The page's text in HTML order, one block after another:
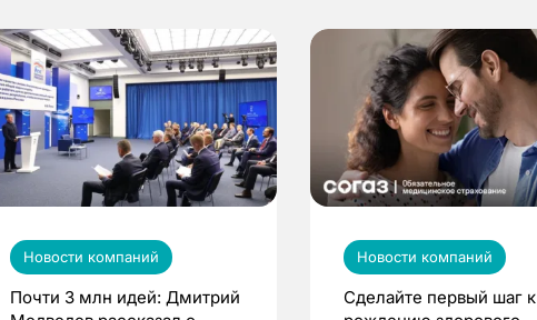
Новости компаний
Почти 3 млн идей: Дмитрий
Новости компаний
Сделайте первый шаг к